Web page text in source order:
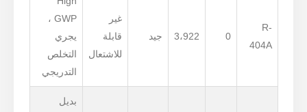
R-
404A
0 3،922 جيد
غير
قابلة
للاشتعال
GWP ،
يجري
التخلص
التدريجي
بديل